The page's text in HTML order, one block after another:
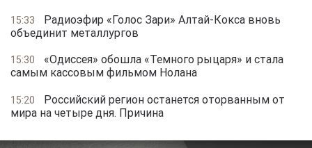
15:33
Радиоэфир «Голос Зари» Алтай-Кокса вновь
объединит металлургов
15:30
«Одиссея» обошла «Темного рыцаря» и стала
самым кассовым фильмом Нолана
15:20
Российский регион останется оторванным от
мира на четыре дня. Причина